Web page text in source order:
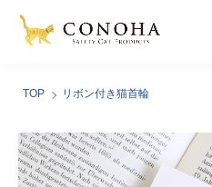
TOP リボン付き猫首輪